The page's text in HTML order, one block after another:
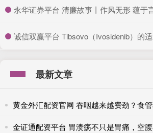
永华证券平台 清廉故事丨作风无形 蕴于
诚信双赢平台 Tibsovo（Ivosidenib）的
最新文章
黄金外汇配资官网 吞咽越来越费劲？食
金证通配资平台 胃溃疡不只是胃痛，空